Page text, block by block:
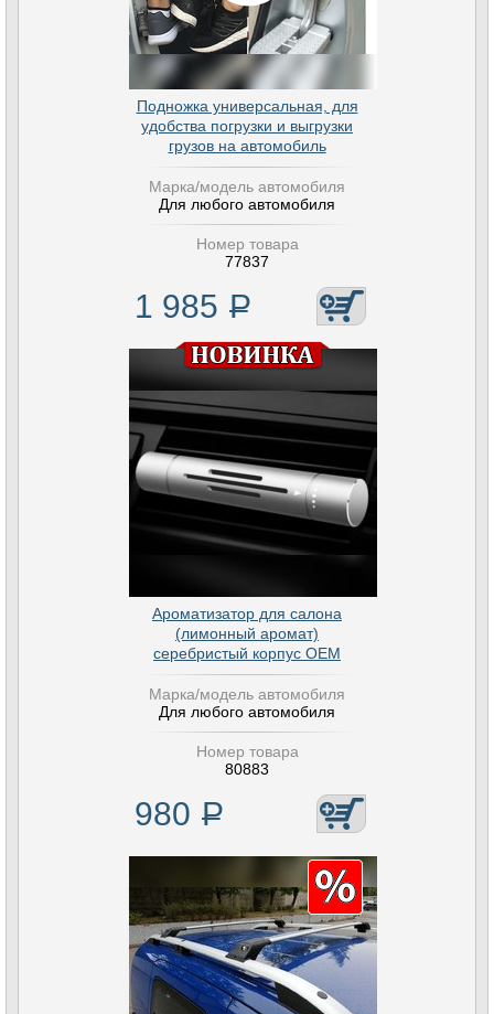
Подножка универсальная, для
удобства погрузки и выгрузки
грузов на автомобиль
Марка/модель автомобиля
Для любого автомобиля
Номер товара
77837
1 985 Р
Ароматизатор для салона
(лимонный аромат)
серебристый корпус OEM
Марка/модель автомобиля
Для любого автомобиля
Номер товара
80883
980 Р